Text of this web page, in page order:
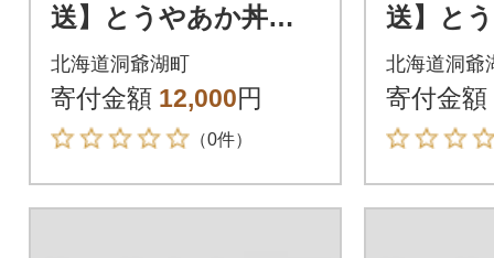
送】とうやあか丼の
具 100g×2袋入り 2
箱
北海道洞爺湖町
寄付金額 12,000円
（0件）
送】と
具
箱
北海道洞爺
寄付金額